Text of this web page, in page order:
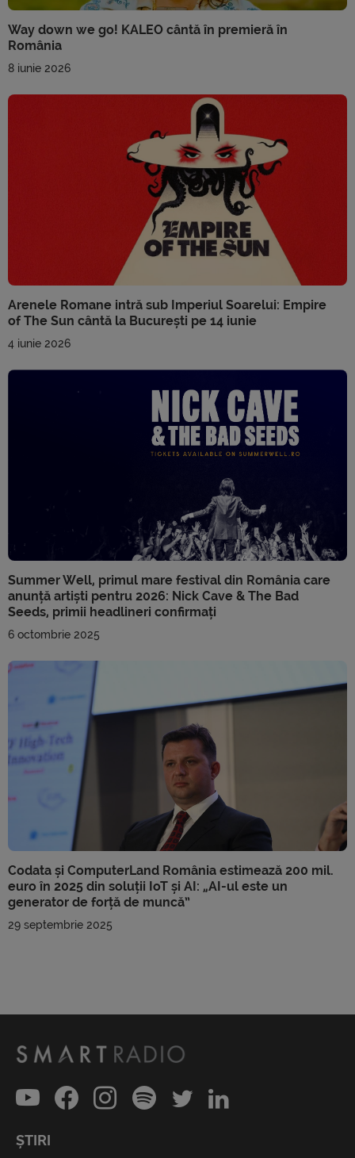
Way down we go! KALEO cântă în premieră în
România
8 iunie 2026
Arenele Romane intră sub Imperiul Soarelui: Empire
of The Sun cântă la București pe 14 iunie
4 iunie 2026
Summer Well, primul mare festival din România care
anunță artiști pentru 2026: Nick Cave & The Bad
Seeds, primii headlineri confirmați
6 octombrie 2025
Codata și ComputerLand România estimează 200 mil.
euro în 2025 din soluții IoT și AI: „AI-ul este un
generator de forță de muncă”
29 septembrie 2025
ȘTIRI